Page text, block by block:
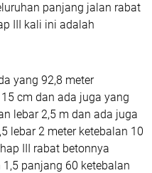
panjang jalan rabat
III kali ini adalah
yang 92,8 meter
cm dan ada juga yang
lebar 2,5 m dan ada juga
lebar 2 meter ketebalan 10
III rabat betonnya
panjang 60 ketebalan